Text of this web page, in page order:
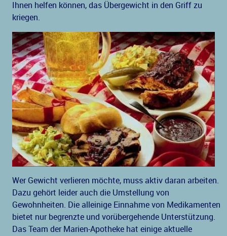
Ihnen helfen können, das Übergewicht in den Griff zu
kriegen.
Wer Gewicht verlieren möchte, muss aktiv daran arbeiten.
Dazu gehört leider auch die Umstellung von
Gewohnheiten. Die alleinige Einnahme von Medikamenten
bietet nur begrenzte und vorübergehende Unterstützung.
Das Team der Marien-Apotheke hat einige aktuelle